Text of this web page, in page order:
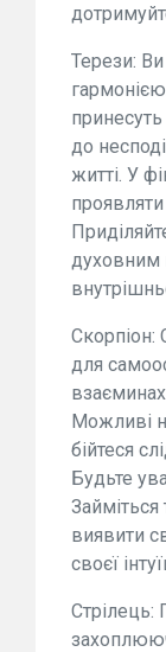
Терези:
до
житті. У
проявляти
духовним
Скорпіон:
для
Можливі
бійтеся
Будьте
виявити
своєї
Стрілець: